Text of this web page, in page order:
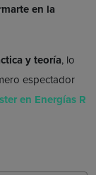
en la
y teoría, lo
espectador
en Energías R